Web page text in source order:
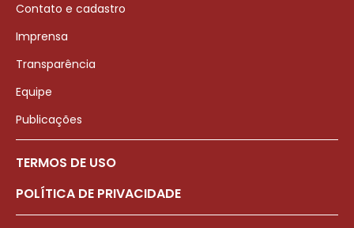
Contato e cadastro
Imprensa
Transparência
Equipe
Publicações
TERMOS DE USO
POLÍTICA DE PRIVACIDADE